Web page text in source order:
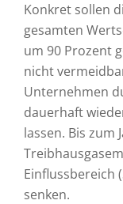
Konkret sollen
gesamten
um 90 Prozent
nicht
Unternehmen
dauerhaft
lassen. Bis zum
Einflussbereich
senken.